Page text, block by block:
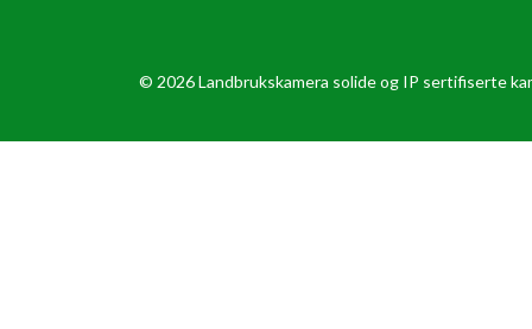
© 2026 Landbrukskamera solide og IP sertifiserte